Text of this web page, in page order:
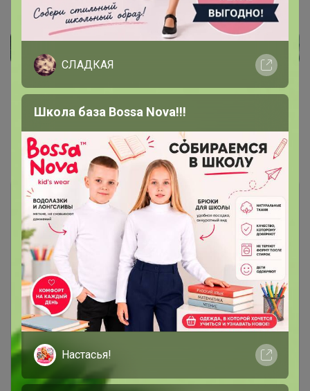
Показаны записи1-5из5.
Чтобы ответить или задать вопрос
необходимо авторизоваться на сайте
Это займет меньше минуты
СЛАДКАЯ
Школа база Bossa Nova!!!
Настасья!